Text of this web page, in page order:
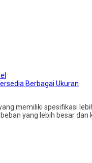
Berbagai Ukuran
memiliki spesifikasi
yang lebih besar